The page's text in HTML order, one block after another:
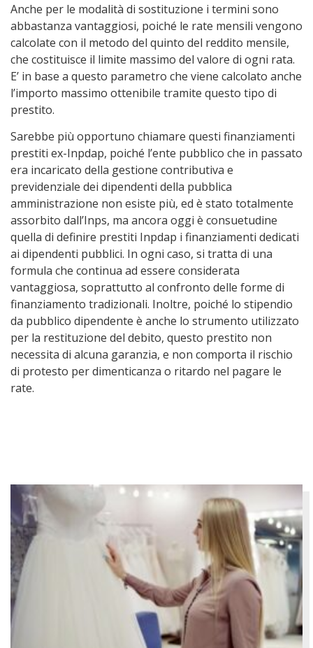
Anche per le modalità di sostituzione i termini sono
abbastanza vantaggiosi, poiché le rate mensili vengono
calcolate con il metodo del quinto del reddito mensile,
che costituisce il limite massimo del valore di ogni rata.
E’ in base a questo parametro che viene calcolato anche
l’importo massimo ottenibile tramite questo tipo di
prestito.
Sarebbe più opportuno chiamare questi finanziamenti
prestiti ex-Inpdap, poiché l’ente pubblico che in passato
era incaricato della gestione contributiva e
previdenziale dei dipendenti della pubblica
amministrazione non esiste più, ed è stato totalmente
assorbito dall’Inps, ma ancora oggi è consuetudine
quella di definire prestiti Inpdap i finanziamenti dedicati
ai dipendenti pubblici. In ogni caso, si tratta di una
formula che continua ad essere considerata
vantaggiosa, soprattutto al confronto delle forme di
finanziamento tradizionali. Inoltre, poiché lo stipendio
da pubblico dipendente è anche lo strumento utilizzato
per la restituzione del debito, questo prestito non
necessita di alcuna garanzia, e non comporta il rischio
di protesto per dimenticanza o ritardo nel pagare le
rate.